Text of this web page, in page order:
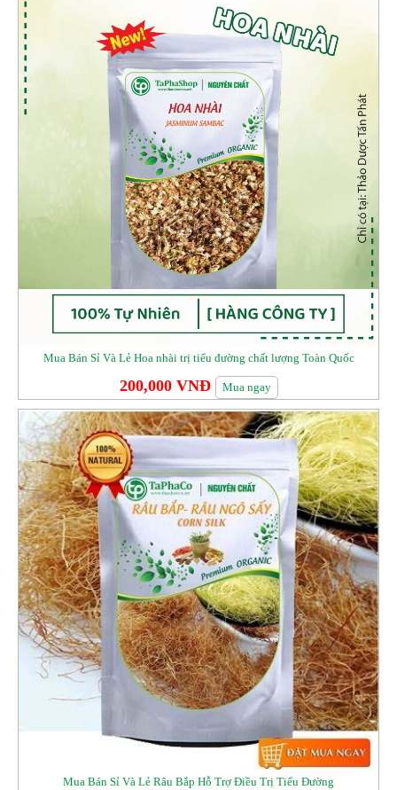
Mua Bán Sỉ Và Lẻ Hoa nhài trị tiểu đường chất lượng Toàn Quốc
200,000 VNĐ Mua ngay
Mua Bán Sỉ Và Lẻ Râu Bắp Hỗ Trợ Điều Trị Tiểu Đường